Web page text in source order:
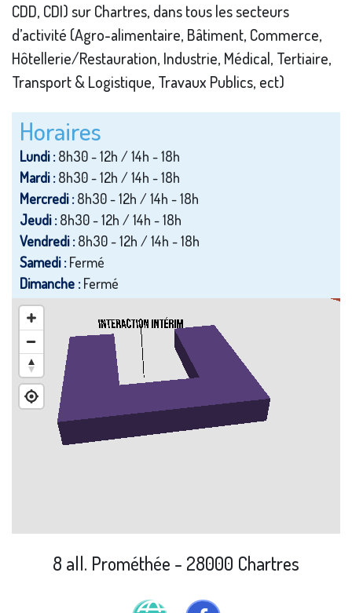
CDD, CDI) sur Chartres, dans tous les secteurs
d’activité (Agro-alimentaire, Bâtiment, Commerce,
Hôtellerie/Restauration, Industrie, Médical, Tertiaire,
Transport & Logistique, Travaux Publics, ect)
Horaires
Lundi :8h30 - 12h / 14h - 18h
Mardi :8h30 - 12h / 14h - 18h
Mercredi :8h30 - 12h / 14h - 18h
Jeudi :8h30 - 12h / 14h - 18h
Vendredi :8h30 - 12h / 14h - 18h
Samedi :Fermé
Dimanche :Fermé
8 all. Prométhée - 28000 Chartres